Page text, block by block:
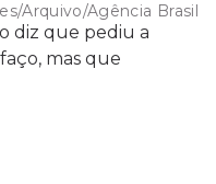
Arquivo/Agência Brasil